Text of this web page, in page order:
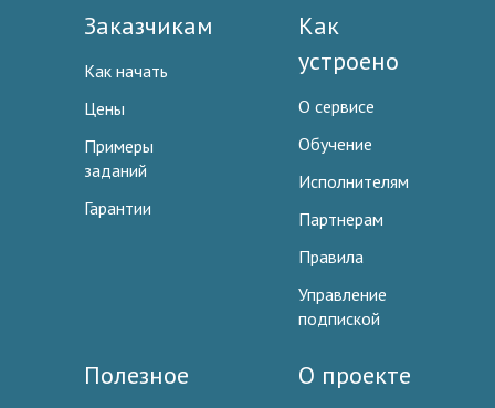
Заказчикам
Как начать
Цены
Примеры
заданий
Гарантии
Как
устроено
О сервисе
Обучение
Исполнителям
Партнерам
Правила
Управление
подпиской
Полезное О проекте